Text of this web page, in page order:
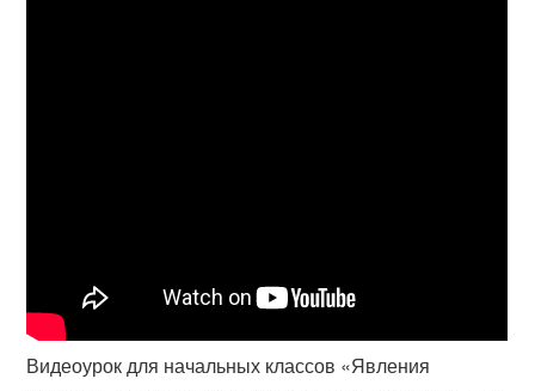
Видеоурок для начальных классов «Явления